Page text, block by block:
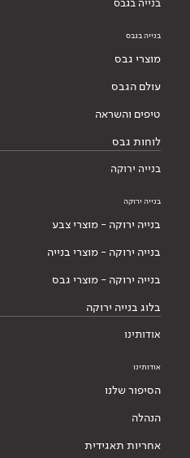
בנייה בגבס
מוצרי גבס
עולם הגבס
טיפים והשראה
לוחות גבס
בנייה ירוקה
בנייה ירוקה
בנייה ירוקה - מוצרי צבע
בנייה ירוקה - מוצרי בנייה
בנייה ירוקה - מוצרי גבס
בלוג בנייה ירוקה
אודותינו
אודותינו
הסיפור שלנו
הנהלה
אחריות תאגידית